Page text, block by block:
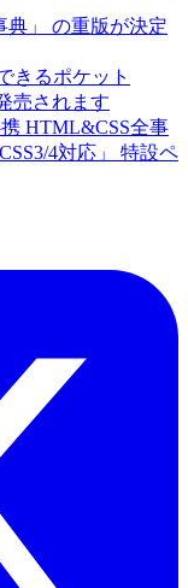
典」 の重版が決定
きるポケット
売されます
HTML&CSS全事
4対応」 特設ペ